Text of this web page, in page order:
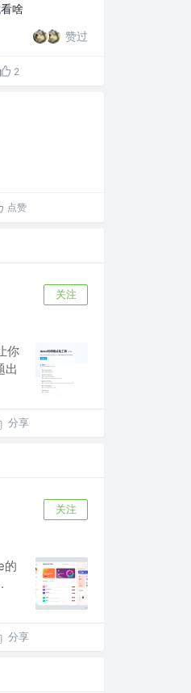
啥
赞过
2
点赞
关注
你
出
分享
关注
的
分享